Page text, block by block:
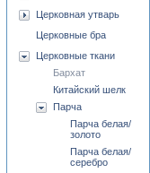
Церковная утварь
Церковные бра
Церковные ткани
Бархат
Китайский шелк
Парча
Парча белая/
золото
Парча белая/
серебро